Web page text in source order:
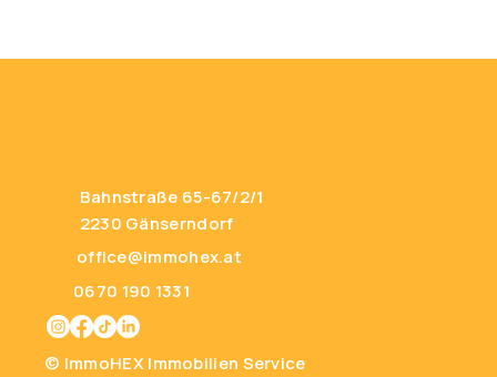
Bahnstraße 65-67/2/1
2230 Gänserndorf
office@immohex.at
0670 190 1331
© ImmoHEX Immobilien Service